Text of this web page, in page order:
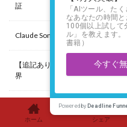
証
Claude Sonnet 5とOpus 4.8を徹
【追記あり】Claude Fable 5とは
界
ホーム シェア